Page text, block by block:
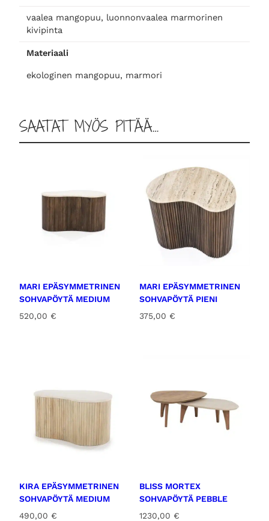
m
ä
vaalea mangopuu, luonnonvaalea marmorinen
kivipinta
Materiaali
ekologinen mangopuu, marmori
SAATAT MYÖS PITÄÄ…
MARI EPÄSYMMETRINEN
SOHVAPÖYTÄ MEDIUM
520,00 €
MARI EPÄSYMMETRINEN
SOHVAPÖYTÄ PIENI
375,00 €
KIRA EPÄSYMMETRINEN
SOHVAPÖYTÄ MEDIUM
490,00 €
BLISS MORTEX
SOHVAPÖYTÄ PEBBLE
1230,00 €